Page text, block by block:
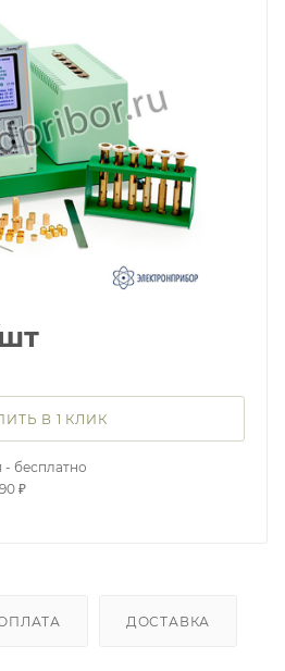
В 1 КЛИК
- бесплатно
₽
ДОСТАВКА